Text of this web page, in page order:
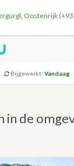
, Oostenrijk
Bijgewerkt: Vandaag
in de